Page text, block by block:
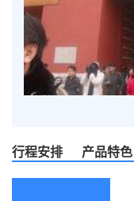
行程安排 产品特色